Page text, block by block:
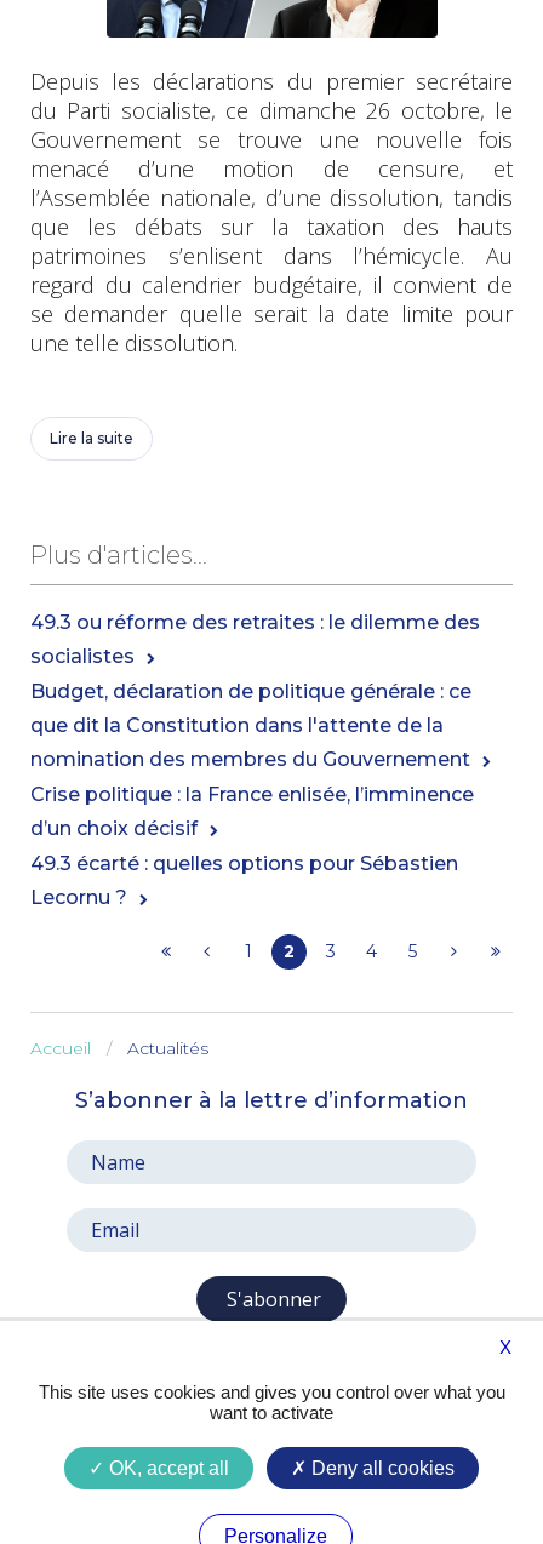
Depuis les déclarations du premier secrétaire
du Parti socialiste, ce dimanche 26 octobre, le
Gouvernement se trouve une nouvelle fois
menacé d’une motion de censure, et
l’Assemblée nationale, d’une dissolution, tandis
que les débats sur la taxation des hauts
patrimoines s’enlisent dans l’hémicycle. Au
regard du calendrier budgétaire, il convient de
se demander quelle serait la date limite pour
une telle dissolution.
Lire la suite
Plus d'articles...
49.3 ou réforme des retraites : le dilemme des
socialistes
Budget, déclaration de politique générale : ce
que dit la Constitution dans l'attente de la
nomination des membres du Gouvernement
Crise politique : la France enlisée, l’imminence
d’un choix décisif
49.3 écarté : quelles options pour Sébastien
Lecornu ?
1 2 3 4 5
Accueil Actualités
S’abonner à la lettre d’information
S'abonner
Contact Mentions légales
X
This site uses cookies and gives you control over what you
want to activate
OK, accept all Deny all cookies
Personalize